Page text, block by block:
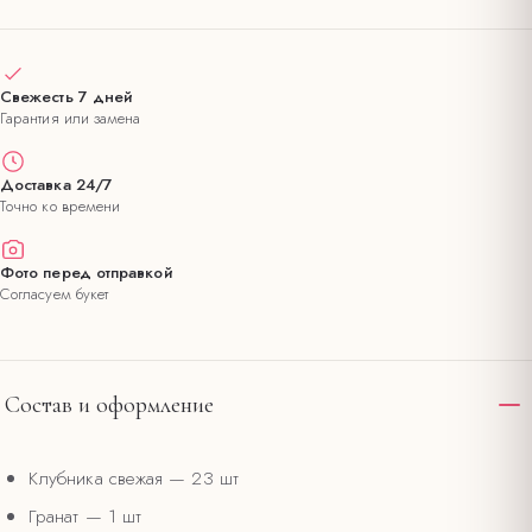
Свежесть 7 дней
Гарантия или замена
Доставка 24/7
Точно ко времени
Фото перед отправкой
Согласуем букет
Состав и оформление
Клубника свежая — 23 шт
Гранат — 1 шт